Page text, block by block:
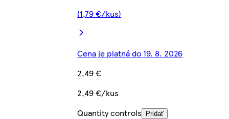
(1,79 €/kus)
Cena je platná do 19. 8. 2026
2,49 €
2,49 €/kus
Quantity controls
Pridať